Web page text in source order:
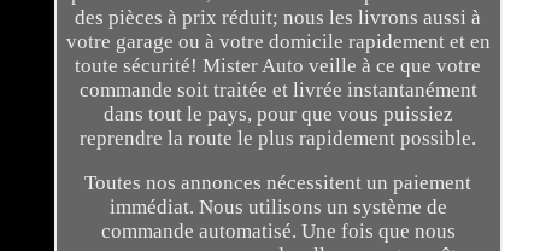
des pièces à prix réduit; nous les livrons aussi à
votre garage ou à votre domicile rapidement et en
toute sécurité! Mister Auto veille à ce que votre
commande soit traitée et livrée instantanément
dans tout le pays, pour que vous puissiez
reprendre la route le plus rapidement possible.
Toutes nos annonces nécessitent un paiement
immédiat. Nous utilisons un système de
commande automatisé. Une fois que nous